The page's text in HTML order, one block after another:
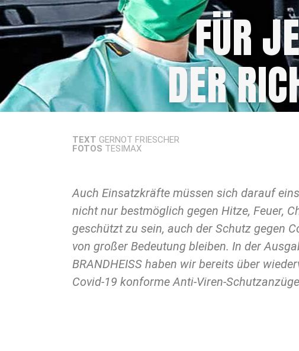
FÜR
DER
TEXT GERNOT FRIESCHER
FOTOS TESIMAX
Auch Einsatzkräfte müssen sich darauf
nicht nur bestmöglich gegen Hitze, Feuer,
geschützt zu sein, auch der Schutz gegen
von großer Bedeutung bleiben. In der
BRANDHEISS haben wir bereits über
Covid-19 konforme Anti-Viren-
bei TESIMAX die Produktpalette in
damit noch lange nicht ausgeschöpft ist,
Anlass entsprechend weitere